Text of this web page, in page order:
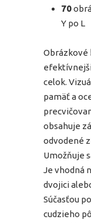
70
Y po L
Obrázkové
celok.
pamäť a
obsahuje
odvodené
Umožňuje
Je vhodná
dvojici
Súčasťou
cudzieho